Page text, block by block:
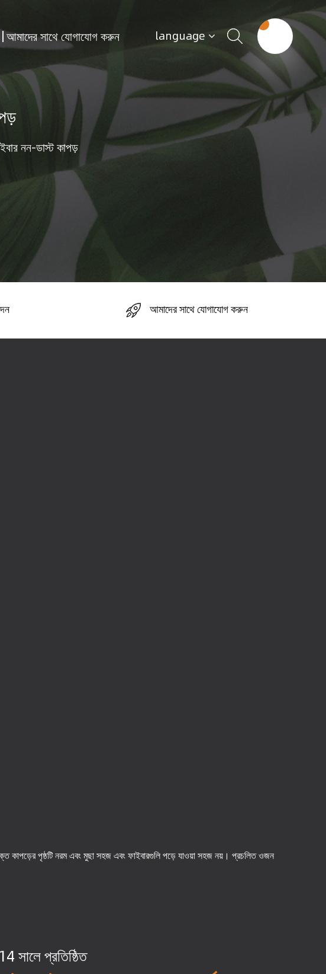
আমাদের সাথে যোগাযোগ করুন language
নন-ডাস্ট কাপড়
আমাদের সাথে যোগাযোগ করুন
কাপড়ের পৃষ্ঠটি নরম এবং মুছা সহজ এবং ফাইবারগুলি পড়ে যাওয়া সহজ নয়। প্রচলিত ওজন
সালে প্রতিষ্ঠিত